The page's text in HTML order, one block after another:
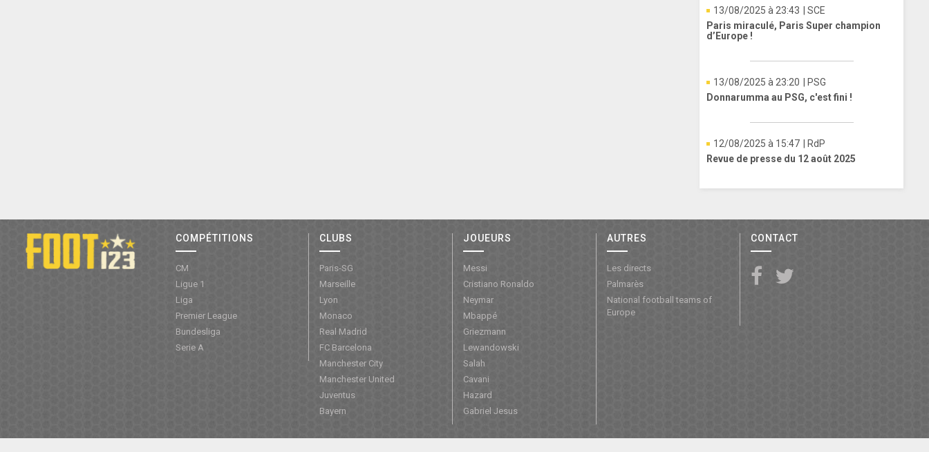
13/08/2025 à 23:43
| SCE
Paris miraculé, Paris Super champion
d’Europe !
13/08/2025 à 23:20
| PSG
Donnarumma au PSG, c'est fini !
12/08/2025 à 15:47
| RdP
Revue de presse du 12 août 2025
COMPÉTITIONS
CM
Ligue 1
Liga
Premier League
Bundesliga
Serie A
CLUBS
Paris-SG
Marseille
Lyon
Monaco
Real Madrid
FC Barcelona
Manchester City
Manchester United
Juventus
Bayern
JOUEURS
Messi
Cristiano Ronaldo
Neymar
Mbappé
Griezmann
Lewandowski
Salah
Cavani
Hazard
Gabriel Jesus
AUTRES
Les directs
Palmarès
National football teams of
Europe
CONTACT